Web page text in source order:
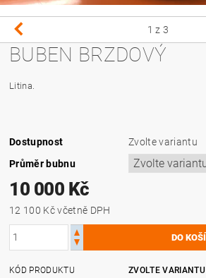
1 z 3
BUBEN BRZDOVÝ
Litina.
Dostupnost
Zvolte variantu
Průměr bubnu
10 000 Kč
12 100 Kč včetně DPH
KÓD PRODUKTU
ZVOLTE VARIANTU